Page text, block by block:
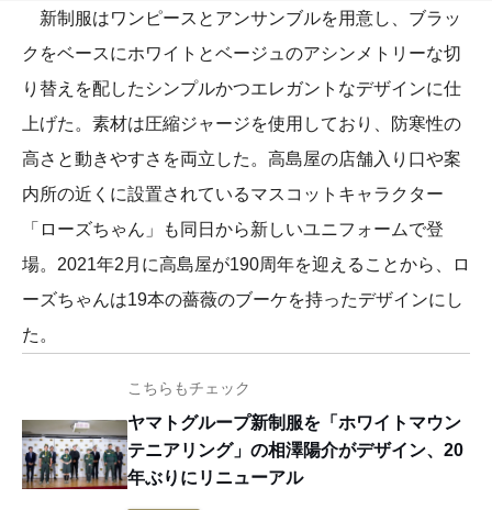
新制服はワンピースとアンサンブルを用意し、ブラッ
クをベースにホワイトとベージュのアシンメトリーな切
り替えを配したシンプルかつエレガントなデザインに仕
上げた。素材は圧縮ジャージを使用しており、防寒性の
高さと動きやすさを両立した。高島屋の店舗入り口や案
内所の近くに設置されているマスコットキャラクター
「ローズちゃん」も同日から新しいユニフォームで登
場。2021年2月に高島屋が190周年を迎えることから、ロ
ーズちゃんは19本の薔薇のブーケを持ったデザインにし
た。
こちらもチェック
ヤマトグループ新制服を「ホワイトマウン
テニアリング」の相澤陽介がデザイン、20
年ぶりにリニューアル